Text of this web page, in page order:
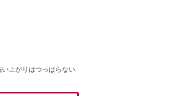
上がりはつっぱらない